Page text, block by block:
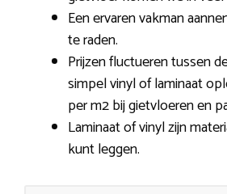
Een ervaren vakman
te raden.
Prijzen fluctueren tussen
simpel vinyl of laminaat
per m2 bij gietvloeren en
Laminaat of vinyl zijn
kunt leggen.